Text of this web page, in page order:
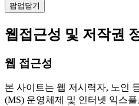
팝업닫기
웹접근성 및 저작권
웹 접근성
본 사이트는 웹 저시력자, 노인
(MS) 운영체제 및 인터넷 익스